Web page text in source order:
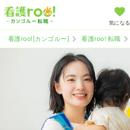
気になる
看護roo![カンゴルー] 看護roo! 転職